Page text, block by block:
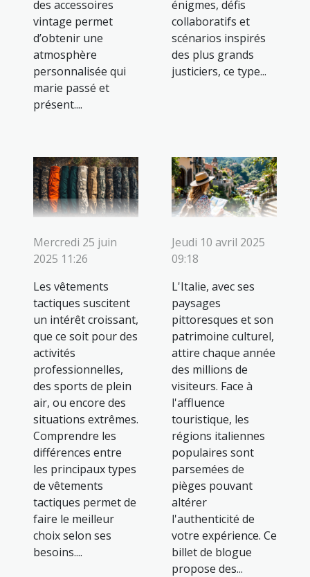
des accessoires
vintage permet
d’obtenir une
atmosphère
personnalisée qui
marie passé et
présent....
énigmes, défis
collaboratifs et
scénarios inspirés
des plus grands
justiciers, ce type...
Mercredi 25 juin
2025 11:26
Les vêtements
tactiques suscitent
un intérêt croissant,
que ce soit pour des
activités
professionnelles,
des sports de plein
air, ou encore des
situations extrêmes.
Comprendre les
différences entre
les principaux types
de vêtements
tactiques permet de
faire le meilleur
choix selon ses
besoins....
Jeudi 10 avril 2025
09:18
L'Italie, avec ses
paysages
pittoresques et son
patrimoine culturel,
attire chaque année
des millions de
visiteurs. Face à
l'affluence
touristique, les
régions italiennes
populaires sont
parsemées de
pièges pouvant
altérer
l'authenticité de
votre expérience. Ce
billet de blogue
propose des...